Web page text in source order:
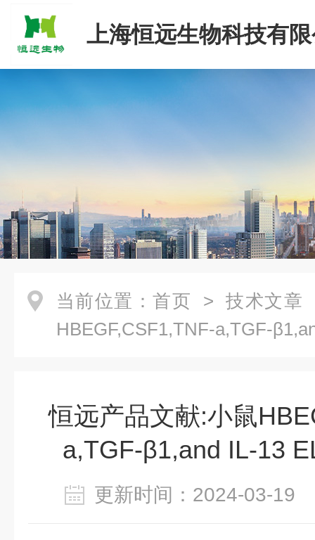
上海恒远生物科技有
当前位置： 首页 > 技术文章
HBEGF,CSF1,TNF-a,TGF-
恒远产品文献:小鼠
a,TGF-β1,and IL-13
更新时间：2024-03-